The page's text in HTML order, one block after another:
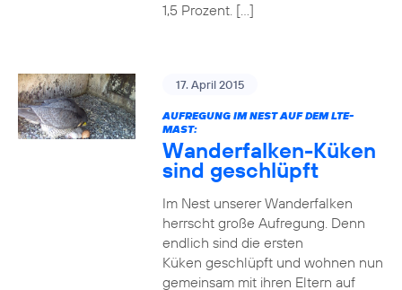
1,5 Prozent. […]
17. April 2015
AUFREGUNG IM NEST AUF DEM LTE-
MAST:
Wanderfalken-Küken
sind geschlüpft
Im Nest unserer Wanderfalken
herrscht große Aufregung. Denn
endlich sind die ersten
Küken geschlüpft und wohnen nun
gemeinsam mit ihren Eltern auf